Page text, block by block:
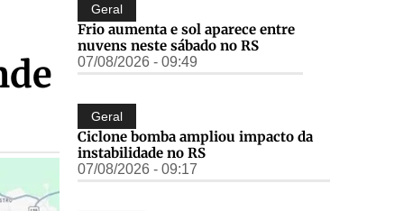
Geral
Frio aumenta e sol aparece entre
nuvens neste sábado no RS
07/08/2026 - 09:49
Geral
Ciclone bomba ampliou impacto da
instabilidade no RS
07/08/2026 - 09:17